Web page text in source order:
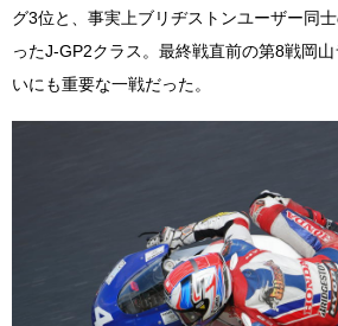
グ3位と、事実上ブリヂストンユーザー同
ったJ-GP2クラス。最終戦直前の第8戦岡
いにも重要な一戦だった。